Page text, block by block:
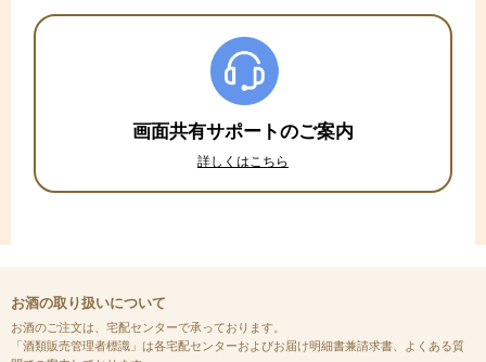
画面共有サポートのご案内
詳しくはこちら
お酒の取り扱いについて
お酒のご注文は、宅配センターで承っております。
「酒類販売管理者標識」は各宅配センターおよびお届け明細書兼請求書、よくある質